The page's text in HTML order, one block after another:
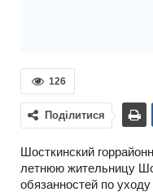
126
Поділитися
Шосткинский
летнюю жительницу
обязанностей по